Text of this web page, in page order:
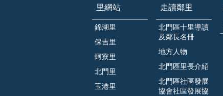
里網站
錦湖里
保吉里
蚵寮里
北門里
玉港里
走讀鄰里
北門區十里導讀
及鄰長名冊
地方人物
北門區里長介紹
北門區社區發展
協會社區發展協